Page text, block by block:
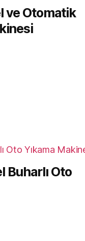
ve Otomatik
Buharlı Oto